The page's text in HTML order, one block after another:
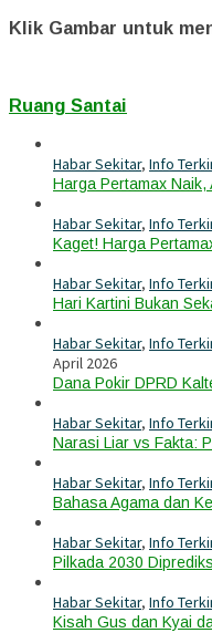
Klik Gambar untuk
Ruang Santai
Habar Sekitar, Info
Harga Pertamax
Habar Sekitar, Info
Kaget! Harga
Habar Sekitar, Info
Hari Kartini Bukan
Habar Sekitar, Info
April 2026
Dana Pokir DPRD
Habar Sekitar, Info
Narasi Liar vs Fakta:
Habar Sekitar, Info
Bahasa Agama dan
Habar Sekitar, Info
Pilkada 2030
Habar Sekitar, Info
Kisah Gus dan Kyai